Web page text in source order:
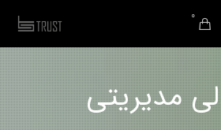
0
مدیریتی